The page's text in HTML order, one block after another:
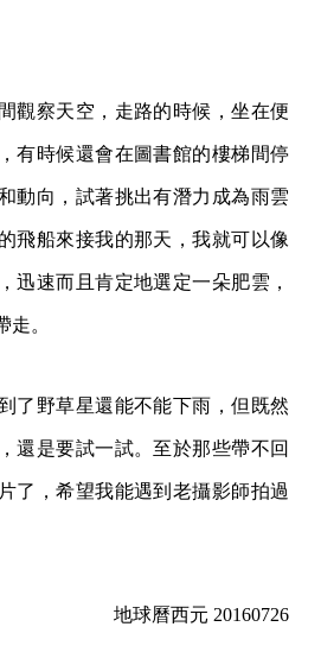
觀察天空，走路的時候，坐在便
有時候還會在圖書館的樓梯間停
動向，試著挑出有潛力成為雨雲
飛船來接我的那天，我就可以像
迅速而且肯定地選定一朵肥雲，
。
了野草星還能不能下雨，但既然
還是要試一試。至於那些帶不回
了，希望我能遇到老攝影師拍過
地球曆西元 20160726